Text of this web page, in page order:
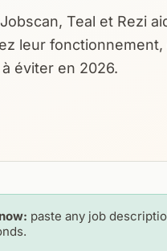
Teal et Rezi
leur
éviter en 2026.
paste any job